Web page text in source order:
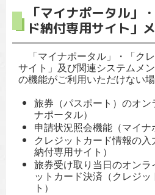
「マイナポータル」
ド納付専用サイト」
「マイナポータル」・「ク
サイト」及び関連システムメ
の機能がご利用いただけない場
旅券（パスポート）のオン
ナポータル）
申請状況照会機能（マイナ
クレジットカード情報の
納付専用サイト）
旅券受け取り当日のオン
ットカード決済（クレジ
ト）